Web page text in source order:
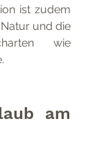
ist zudem
und die
wie
am